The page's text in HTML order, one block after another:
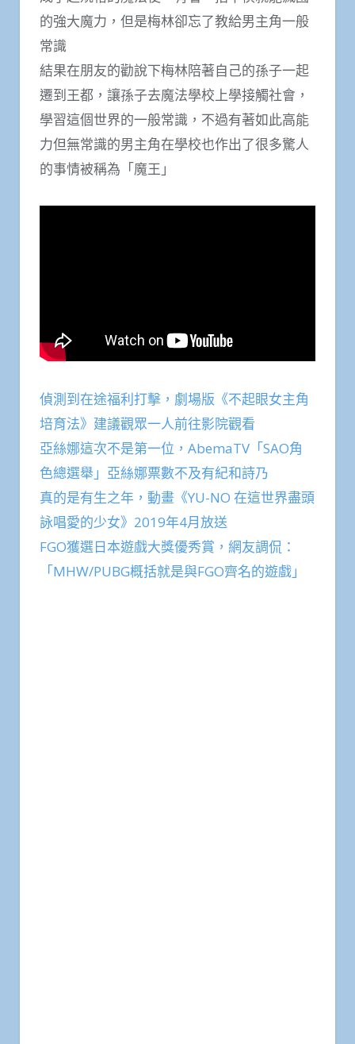
的強大魔力，但是梅林卻忘了教給男主角一般
常識
結果在朋友的勸說下梅林陪著自己的孫子一起
遷到王都，讓孫子去魔法學校上學接觸社會，
學習這個世界的一般常識，不過有著如此高能
力但無常識的男主角在學校也作出了很多驚人
的事情被稱為「魔王」
偵測到在途福利打擊，劇場版《不起眼女主角
培育法》建議觀眾一人前往影院觀看
亞絲娜這次不是第一位，AbemaTV「SAO角
色總選舉」亞絲娜票數不及有紀和詩乃
真的是有生之年，動畫《YU-NO 在這世界盡頭
詠唱愛的少女》2019年4月放送
FGO獲選日本遊戲大獎優秀賞，網友調侃：
「MHW/PUBG概括就是與FGO齊名的遊戲」